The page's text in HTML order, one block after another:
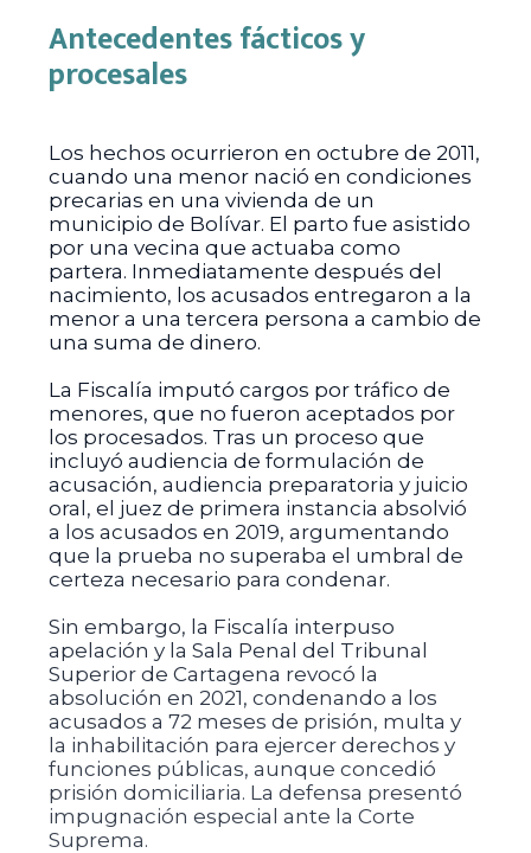
Antecedentes fácticos y
procesales
Los hechos ocurrieron en octubre de 2011,
cuando una menor nació en condiciones
precarias en una vivienda de un
municipio de Bolívar. El parto fue asistido
por una vecina que actuaba como
partera. Inmediatamente después del
nacimiento, los acusados entregaron a la
menor a una tercera persona a cambio de
una suma de dinero.
La Fiscalía imputó cargos por tráfico de
menores, que no fueron aceptados por
los procesados. Tras un proceso que
incluyó audiencia de formulación de
acusación, audiencia preparatoria y juicio
oral, el juez de primera instancia absolvió
a los acusados en 2019, argumentando
que la prueba no superaba el umbral de
certeza necesario para condenar.
Sin embargo, la Fiscalía interpuso
apelación y la Sala Penal del Tribunal
Superior de Cartagena revocó la
absolución en 2021, condenando a los
acusados a 72 meses de prisión, multa y
la inhabilitación para ejercer derechos y
funciones públicas, aunque concedió
prisión domiciliaria. La defensa presentó
impugnación especial ante la Corte
Suprema.